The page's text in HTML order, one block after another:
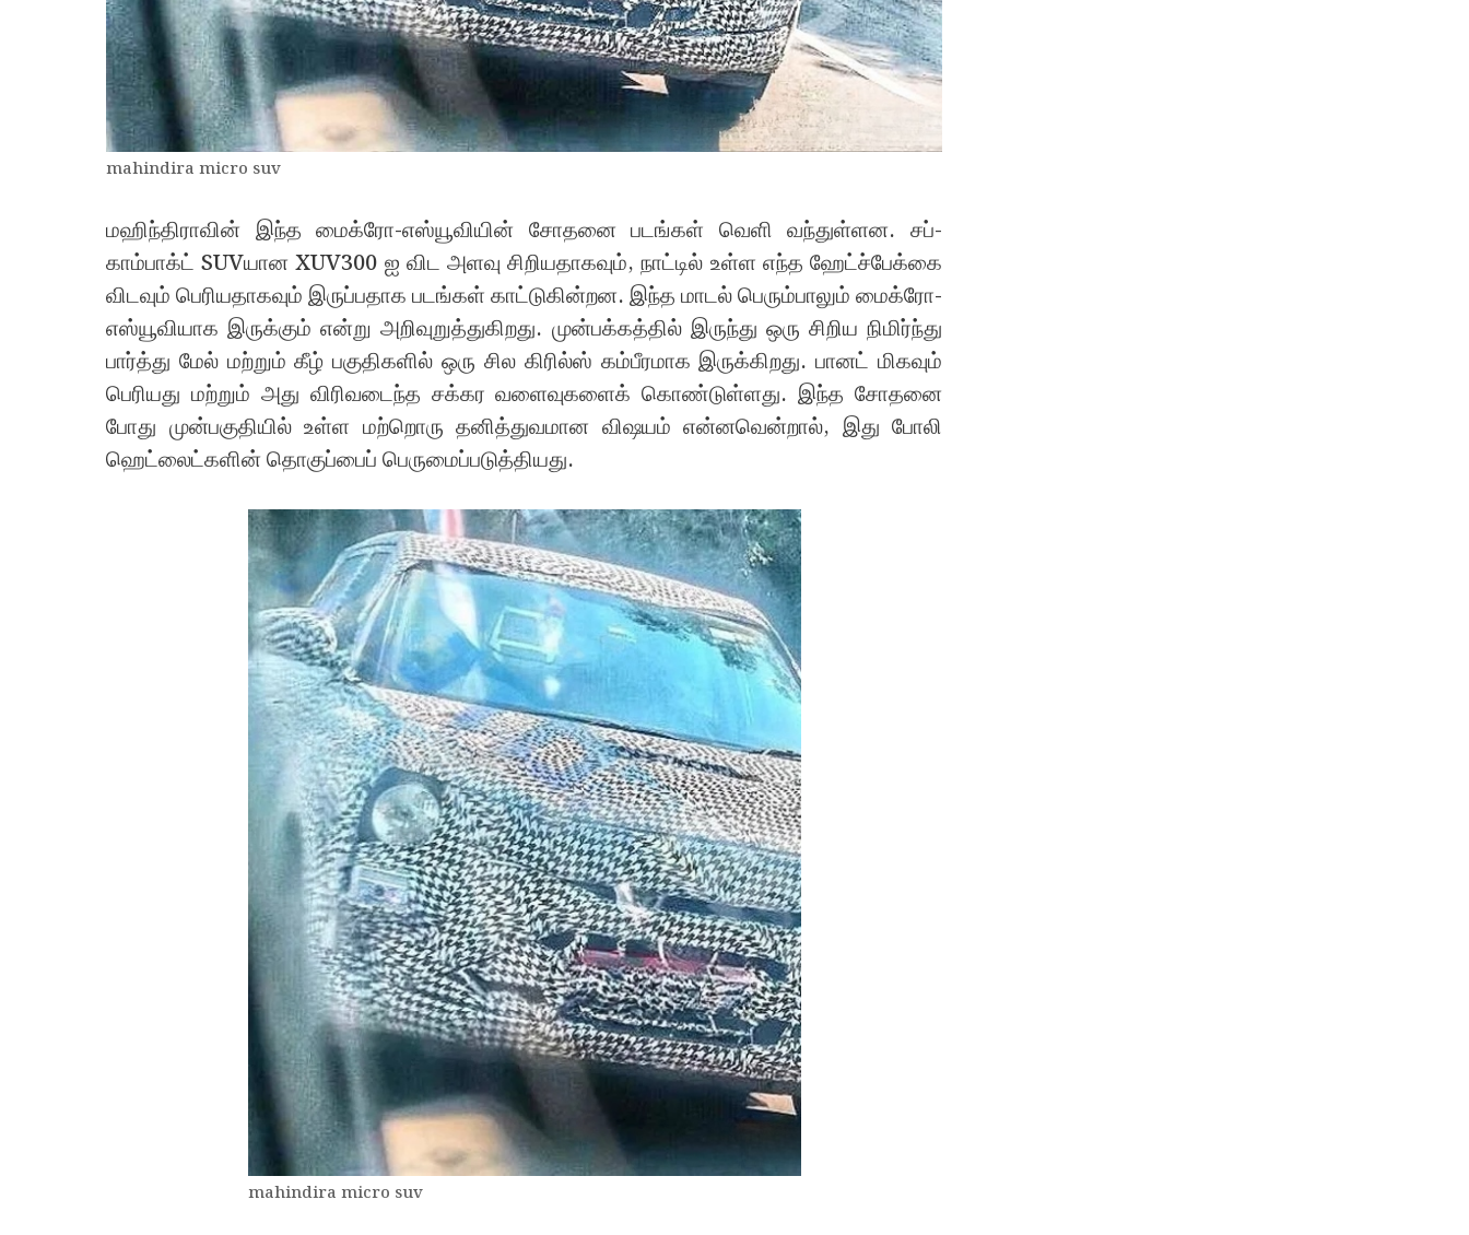
mahindira micro suv
மஹிந்திராவின் இந்த மைக்ரோ-எஸ்யூவியின் சோதனை படங்கள் வெளி வந்துள்ளன. சப்-
காம்பாக்ட் SUVயான XUV300 ஐ விட அளவு சிறியதாகவும், நாட்டில் உள்ள எந்த ஹேட்ச்பேக்கை
விடவும் பெரியதாகவும் இருப்பதாக படங்கள் காட்டுகின்றன. இந்த மாடல் பெரும்பாலும் மைக்ரோ-
எஸ்யூவியாக இருக்கும் என்று அறிவுறுத்துகிறது. முன்பக்கத்தில் இருந்து ஒரு சிறிய நிமிர்ந்து
பார்த்து மேல் மற்றும் கீழ் பகுதிகளில் ஒரு சில கிரில்ஸ் கம்பீரமாக இருக்கிறது. பானட் மிகவும்
பெரியது மற்றும் அது விரிவடைந்த சக்கர வளைவுகளைக் கொண்டுள்ளது. இந்த சோதனை
போது முன்பகுதியில் உள்ள மற்றொரு தனித்துவமான விஷயம் என்னவென்றால், இது போலி
ஹெட்லைட்களின் தொகுப்பைப் பெருமைப்படுத்தியது.
mahindira micro suv